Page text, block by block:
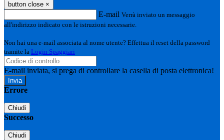
button close ×
E-mail Verrà inviato un messaggio
all'indirizzo indicato con le istruzioni necessarie.
Non hai una e-mail associata al nome utente? Effettua il reset della password
tramite la Login Spaggiari
E-mail inviata, si prega di controllare la casella di posta elettronica!
Errore
Chiudi
Successo
Chiudi